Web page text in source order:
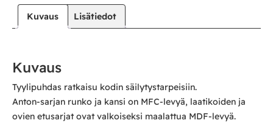
Kuvaus Lisätiedot
Kuvaus
Tyylipuhdas ratkaisu kodin säilytystarpeisiin.
Anton-sarjan runko ja kansi on MFC-levyä, laatikoiden ja
ovien etusarjat ovat valkoiseksi maalattua MDF-levyä.